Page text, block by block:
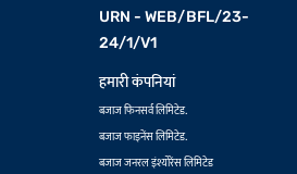
URN - WEB/BFL/23-
24/1/V1
हमारी कंपनियां
बजाज फिनसर्व लिमिटेड.
बजाज फाइनेंस लिमिटेड.
बजाज जनरल इंश्योरेंस लिमिटेड